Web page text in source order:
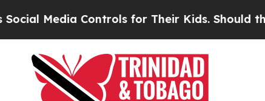
Media Controls for Their Kids. Should the US?